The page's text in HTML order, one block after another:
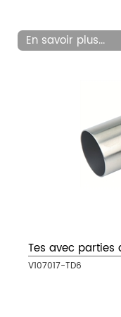
En savoir plus...
Tes avec parties
V107017-TD6